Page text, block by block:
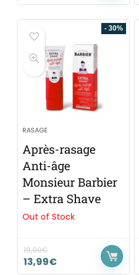
- 30%
RASAGE
Après-rasage
Anti-âge
Monsieur Barbier
– Extra Shave
Out of Stock
19,99€
13,99€